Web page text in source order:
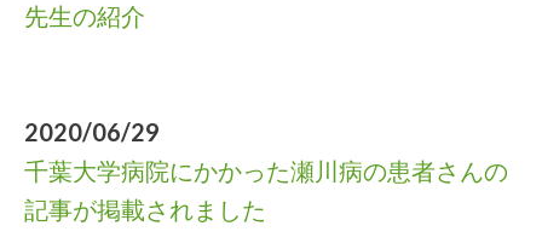
先生の紹介
2020/06/29
千葉大学病院にかかった瀬川病の患者さんの
記事が掲載されました